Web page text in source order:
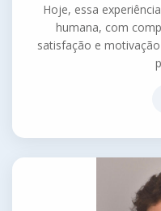
Hoje, essa
humana, com
satisfação e